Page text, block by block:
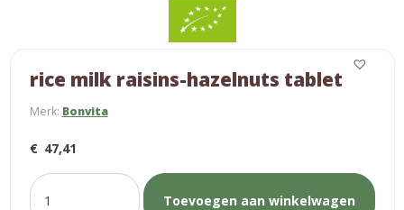
rice milk raisins-hazelnuts tablet
Merk: Bonvita
€ 47,41
rice
milk
Toevoegen aan winkelwagen